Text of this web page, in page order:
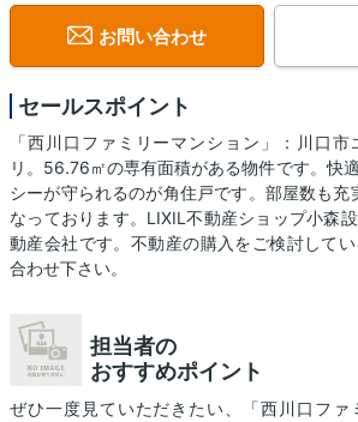
お問い合わせ
セールスポイント
「西川口ファミリーマンション」：川口
リ。56.76㎡の専有面積がある物件です。快
シーが守られるのが角住戸です。部屋数も充
なっております。LIXIL不動産ショップ小森
動産会社です。不動産の購入をご検討して
合わせ下さい。
担当者の
おすすめポイント
ぜひ一度見ていただきたい、「西川口ファ